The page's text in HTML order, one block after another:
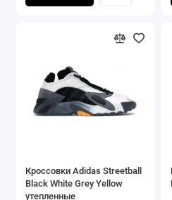
Кроссовки Adidas Streetball
Black White Grey Yellow
утепленные